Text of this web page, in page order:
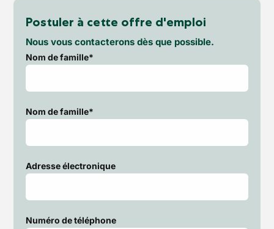
Postuler à cette offre d'emploi
Nous vous contacterons dès que possible.
Nom de famille*
Nom de famille*
Adresse électronique
Numéro de téléphone